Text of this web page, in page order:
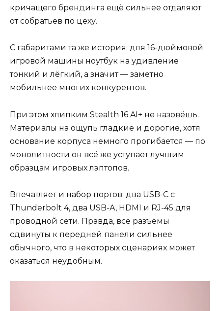
кричащего брендинга ещё сильнее отдаляют
от собратьев по цеху.
С габаритами та же история: для 16-дюймовой
игровой машины ноутбук на удивление
тонкий и лёгкий, а значит — заметно
мобильнее многих конкурентов.
При этом хлипким Stealth 16 AI+ не назовёшь.
Материалы на ощупь гладкие и дорогие, хотя
основание корпуса немного прогибается — по
монолитности он всё же уступает лучшим
образцам игровых лэптопов.
Впечатляет и набор портов: два USB-C с
Thunderbolt 4, два USB-A, HDMI и RJ-45 для
проводной сети. Правда, все разъёмы
сдвинуты к передней панели сильнее
обычного, что в некоторых сценариях может
оказаться неудобным.